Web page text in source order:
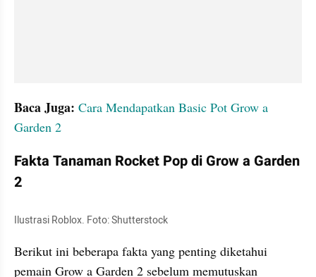
Baca Juga: Cara Mendapatkan Basic Pot Grow a
Garden 2
Fakta Tanaman Rocket Pop di Grow a Garden
2
Ilustrasi Roblox. Foto: Shutterstock
Berikut ini beberapa fakta yang penting diketahui
pemain Grow a Garden 2 sebelum memutuskan